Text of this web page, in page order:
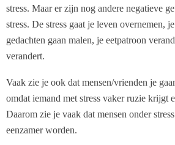
stress. Maar er zijn nog andere negatieve
stress. De stress gaat je leven overnemen,
gedachten gaan malen, je eetpatroon
verandert.
Vaak zie je ook dat mensen/vrienden je
omdat iemand met stress vaker ruzie krijgt
Daarom zie je vaak dat mensen onder
eenzamer worden.